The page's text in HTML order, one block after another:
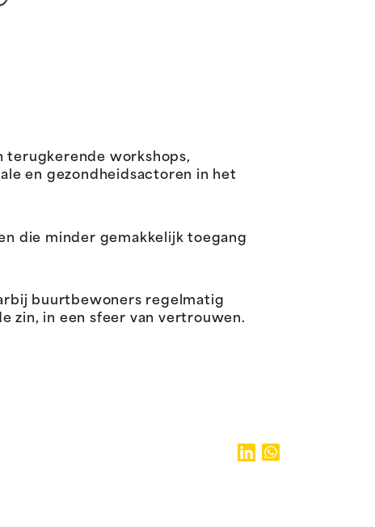
terugkerende workshops,
en gezondheidsactoren in het
die minder gemakkelijk toegang
buurtbewoners regelmatig
zin, in een sfeer van vertrouwen.